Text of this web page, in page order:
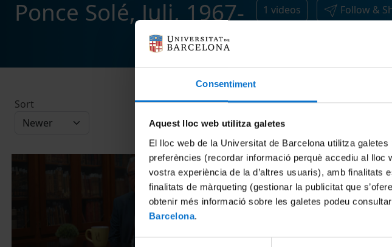
Consentiment
Aquest lloc web utilitza galetes
El lloc web de la Universitat de Barcelona utilitza
preferències (recordar informació perquè accediu al
vostra experiència de la d’altres usuaris), amb
finalitats de màrqueting (gestionar la publicitat que
obtenir més informació sobre les galetes podeu
Barcelona.
Ponce Solé, Juli, 1967- 1 videos Follow &
Sort